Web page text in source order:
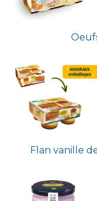
Flan vanille